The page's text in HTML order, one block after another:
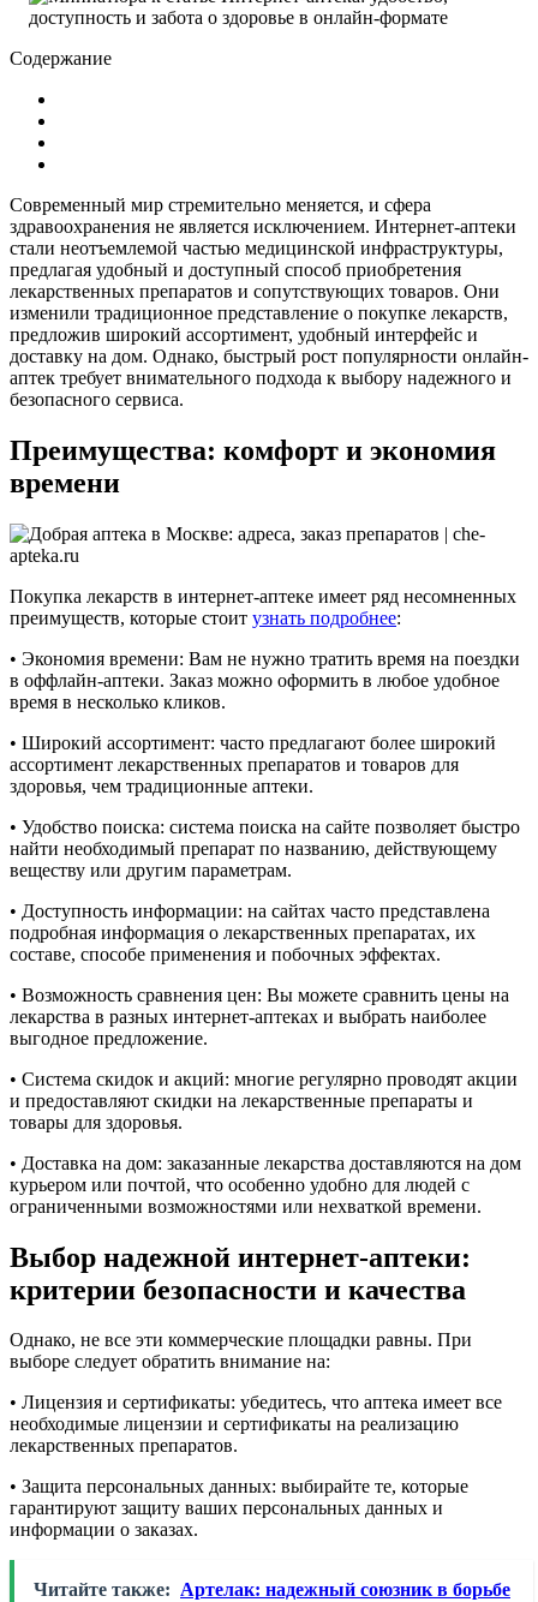
Содержание
Современный мир стремительно меняется, и сфера
здравоохранения не является исключением. Интернет-аптеки
стали неотъемлемой частью медицинской инфраструктуры,
предлагая удобный и доступный способ приобретения
лекарственных препаратов и сопутствующих товаров. Они
изменили традиционное представление о покупке лекарств,
предложив широкий ассортимент, удобный интерфейс и
доставку на дом. Однако, быстрый рост популярности онлайн-
аптек требует внимательного подхода к выбору надежного и
безопасного сервиса.
Преимущества: комфорт и экономия
времени
Покупка лекарств в интернет-аптеке имеет ряд несомненных
преимуществ, которые стоит узнать подробнее:
• Экономия времени: Вам не нужно тратить время на поездки
в оффлайн-аптеки. Заказ можно оформить в любое удобное
время в несколько кликов.
• Широкий ассортимент: часто предлагают более широкий
ассортимент лекарственных препаратов и товаров для
здоровья, чем традиционные аптеки.
• Удобство поиска: система поиска на сайте позволяет быстро
найти необходимый препарат по названию, действующему
веществу или другим параметрам.
• Доступность информации: на сайтах часто представлена
подробная информация о лекарственных препаратах, их
составе, способе применения и побочных эффектах.
• Возможность сравнения цен: Вы можете сравнить цены на
лекарства в разных интернет-аптеках и выбрать наиболее
выгодное предложение.
• Система скидок и акций: многие регулярно проводят акции
и предоставляют скидки на лекарственные препараты и
товары для здоровья.
• Доставка на дом: заказанные лекарства доставляются на дом
курьером или почтой, что особенно удобно для людей с
ограниченными возможностями или нехваткой времени.
Выбор надежной интернет-аптеки:
критерии безопасности и качества
Однако, не все эти коммерческие площадки равны. При
выборе следует обратить внимание на:
• Лицензия и сертификаты: убедитесь, что аптека имеет все
необходимые лицензии и сертификаты на реализацию
лекарственных препаратов.
• Защита персональных данных: выбирайте те, которые
гарантируют защиту ваших персональных данных и
информации о заказах.
Читайте также: Артелак: надежный союзник в борьбе